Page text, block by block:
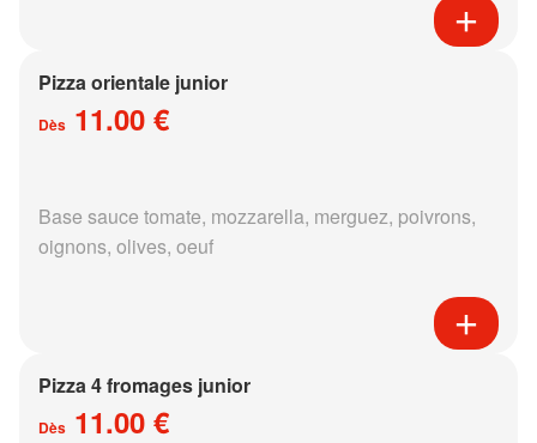
Pizza orientale junior
Dès 11.00 €
Base sauce tomate, mozzarella, merguez, poivrons,
oignons, olives, oeuf
Pizza 4 fromages junior
Dès 11.00 €